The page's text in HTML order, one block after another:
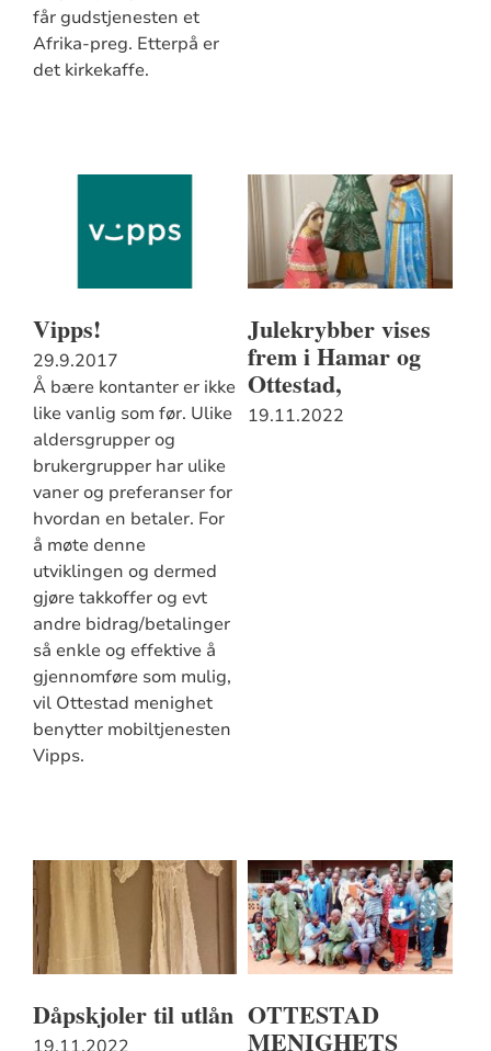
får gudstjenesten et
Afrika-preg. Etterpå er
det kirkekaffe.
Vipps!
29.9.2017
Å bære kontanter er ikke
like vanlig som før. Ulike
aldersgrupper og
brukergrupper har ulike
vaner og preferanser for
hvordan en betaler. For
å møte denne
utviklingen og dermed
gjøre takkoffer og evt
andre bidrag/betalinger
så enkle og effektive å
gjennomføre som mulig,
vil Ottestad menighet
benytter mobiltjenesten
Vipps.
Julekrybber vises
frem i Hamar og
Ottestad,
19.11.2022
Dåpskjoler til utlån OTTESTAD
MENIGHETS